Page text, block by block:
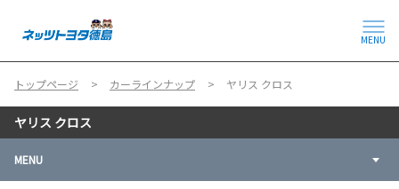
MENU
トップページ カーラインナップ ヤリス クロス
ヤリス クロス
MENU